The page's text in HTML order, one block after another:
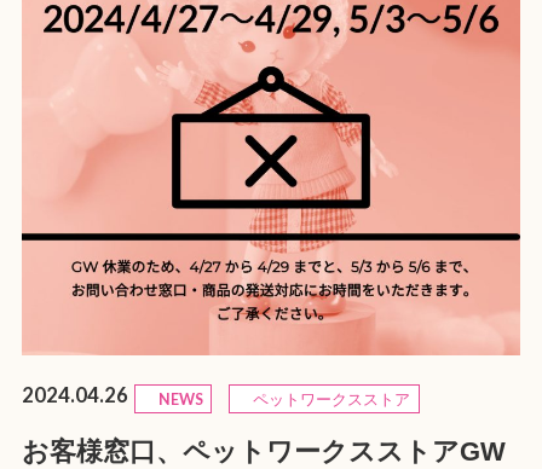
2024.04.26 NEWS ペットワークスストア
お客様窓口、ペットワークスストアGW